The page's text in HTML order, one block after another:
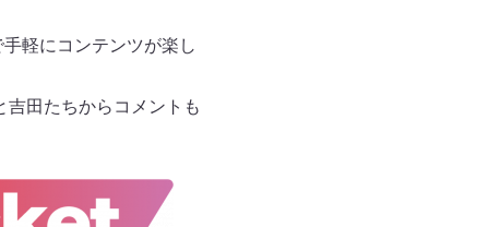
軽にコンテンツが楽し
田たちからコメントも